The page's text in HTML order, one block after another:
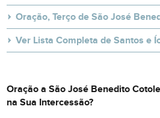
Oração, Terço de São José
Ver Lista Completa de Santos e
Oração a São José Benedito
na Sua Intercessão?